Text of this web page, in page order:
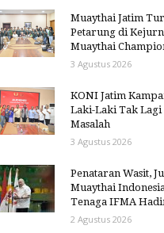
Muaythai Jatim
Petarung di
Muaythai
3 Agustus 2026
KONI Jatim
Laki-Laki Tak Lagi
Masalah
3 Agustus 2026
Penataran Wasit,
Muaythai
Tenaga IFMA
2 Agustus 2026